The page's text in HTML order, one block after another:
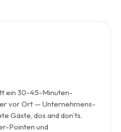
ein 30-45-Minuten-
vor Ort — Unternehmens-
Gäste, dos and don'ts.
Pointen und